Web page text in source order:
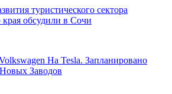
туристического сектора
края обсудили в Сочи
На Tesla. Запланировано
Заводов